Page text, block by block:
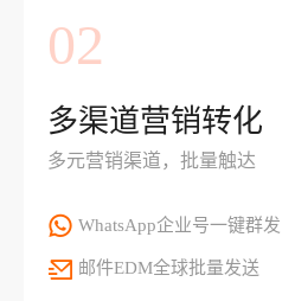
02
多渠道营销转化
多元营销渠道，批量触达
WhatsApp企业号一键群发
邮件EDM全球批量发送